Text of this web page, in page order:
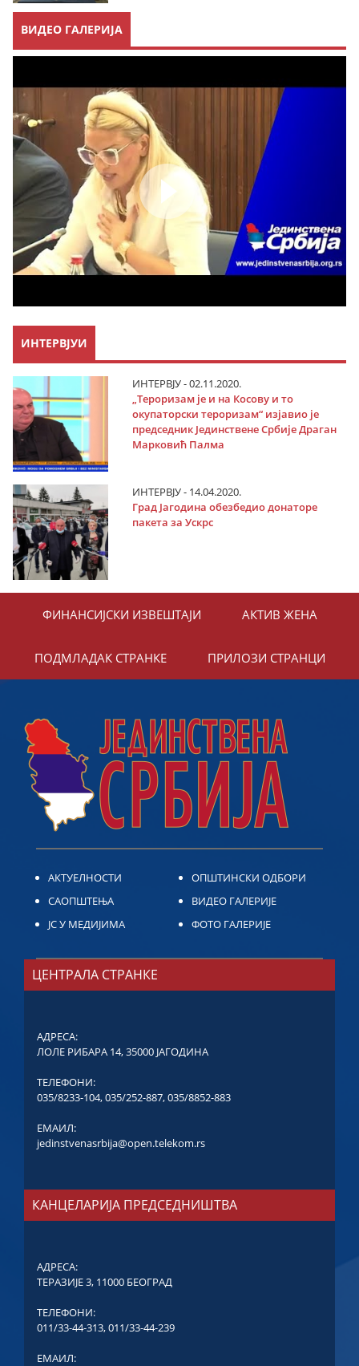
ВИДЕО ГАЛЕРИЈА
ИНТЕРВЈУИ
ИНТЕРВЈУ - 02.11.2020.
„Тероризам је и на Косову и то
окупаторски тероризам“ изјавио је
председник Јединствене Србије Драган
Марковић Палма
ИНТЕРВЈУ - 14.04.2020.
Град Јагодина обезбедио донаторе
пакета за Ускрс
ФИНАНСИЈСКИ ИЗВЕШТАЈИ АКТИВ ЖЕНА
ПОДМЛАДАК СТРАНКЕ ПРИЛОЗИ СТРАНЦИ
АКТУЕЛНОСТИ
САОПШТЕЊА
ЈС У МЕДИЈИМА
ОПШТИНСКИ ОДБОРИ
ВИДЕО ГАЛЕРИЈЕ
ФОТО ГАЛЕРИЈЕ
ЦЕНТРАЛА СТРАНКЕ
АДРЕСА:
ЛОЛЕ РИБАРА 14, 35000 ЈАГОДИНА
ТЕЛЕФОНИ:
035/8233-104,035/252-887,035/8852-883
ЕМАИЛ:
jedinstvenasrbija@open.telekom.rs
КАНЦЕЛАРИЈА ПРЕДСЕДНИШТВА
АДРЕСА:
ТЕРАЗИЈЕ 3, 11000 БЕОГРАД
ТЕЛЕФОНИ:
011/33-44-313,011/33-44-239
ЕМАИЛ: